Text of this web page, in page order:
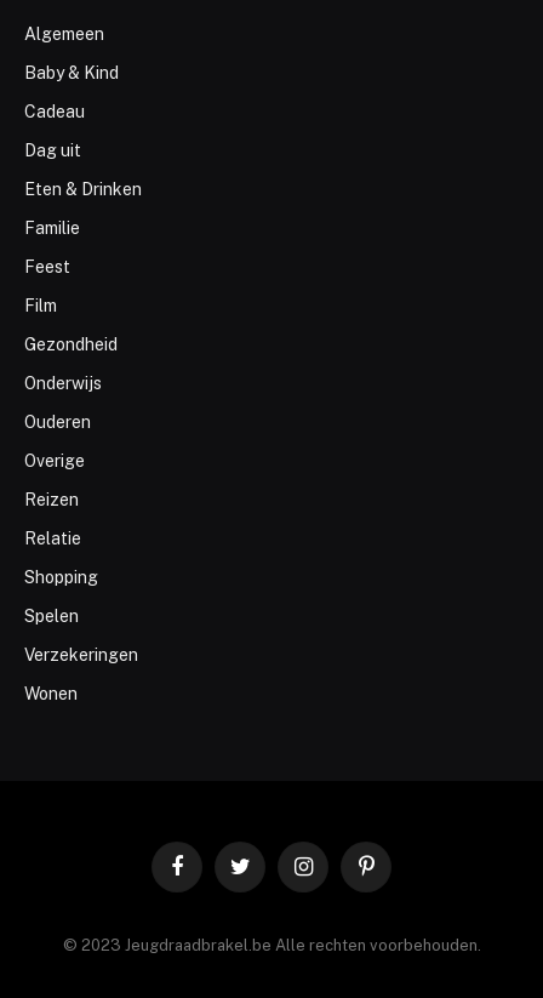
Algemeen
Baby & Kind
Cadeau
Dag uit
Eten & Drinken
Familie
Feest
Film
Gezondheid
Onderwijs
Ouderen
Overige
Reizen
Relatie
Shopping
Spelen
Verzekeringen
Wonen
FacebookTwitter InstagramPinterest
© 2023 Jeugdraadbrakel.be Alle rechten voorbehouden.